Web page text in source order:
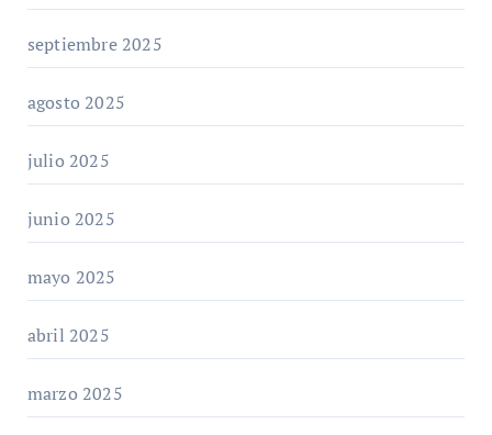
septiembre 2025
agosto 2025
julio 2025
junio 2025
mayo 2025
abril 2025
marzo 2025